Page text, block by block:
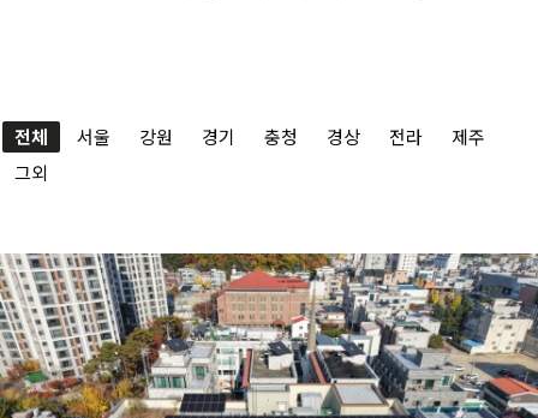
전체 서울 강원 경기 충청 경상 전라
제주
그외